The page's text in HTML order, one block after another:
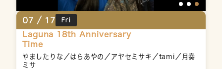
07 / 17 Fri
Laguna 18th Anniversary
Time
やましたりな／はらあやの／アヤセミサキ／tami／月奏
ミサ